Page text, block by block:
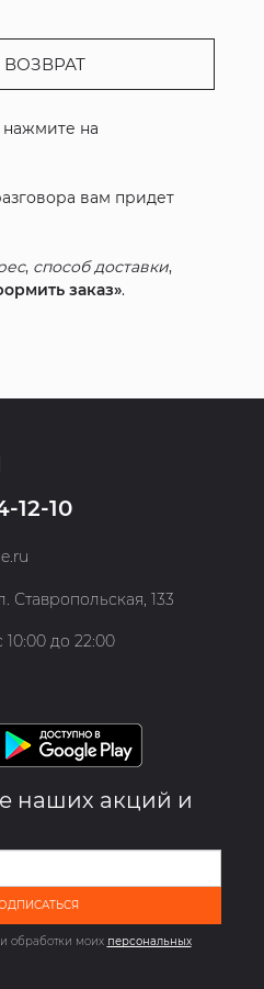
ВОЗВРАТ
нажмите на
вам придет
, способ доставки,
заказ».
12-10
Ставропольская, 133
до 22:00
наших акций и
обработки моих персональных